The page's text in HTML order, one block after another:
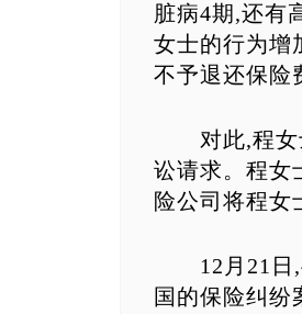
脏病4期,还有
女士的行为增
不予退还保险
对此,程女士
讼请求。程女
险公司将程女
12月21日,
国的保险纠纷